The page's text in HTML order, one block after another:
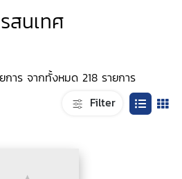
สนเทศ
าร จากทั้งหมด 218 รายการ
Filter